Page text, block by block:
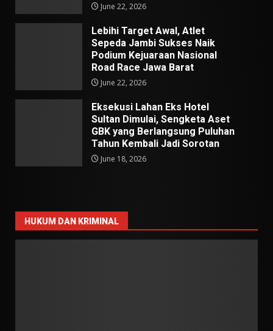
June 22, 2026
Lebihi Target Awal, Atlet
Sepeda Jambi Sukses Naik
Podium Kejuaraan Nasional
Road Race Jawa Barat
June 22, 2026
Eksekusi Lahan Eks Hotel
Sultan Dimulai, Sengketa Aset
GBK yang Berlangsung Puluhan
Tahun Kembali Jadi Sorotan
June 18, 2026
HUKUM DAN KRIMINAL